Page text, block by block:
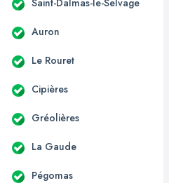
Auron
Le Rouret
Cipières
Gréolières
La Gaude
Pégomas